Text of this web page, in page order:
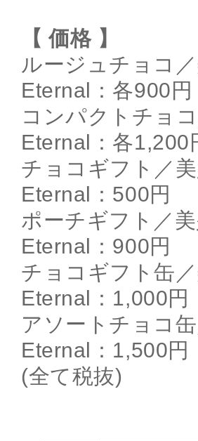
【 価格 】
ルージュチョコ
Eternal：各900円
コンパクトチョ
Eternal：各1,200
チョコギフト／
Eternal：500円
ポーチギフト／
Eternal：900円
チョコギフト缶
Eternal：1,000円
アソートチョコ
Eternal：1,500円
(全て税抜)